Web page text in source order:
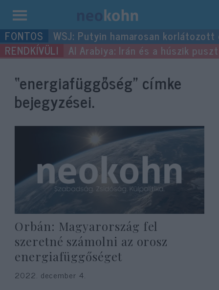
Kilépés
a
tartalomba
WSJ: Putyin hamarosan
Al Arabiya: Irán és a húszik
“energiafüggőség” címke
bejegyzései.
Orbán: Magyarország fel
szeretné számolni az orosz
energiafüggőséget
2022. december 4.